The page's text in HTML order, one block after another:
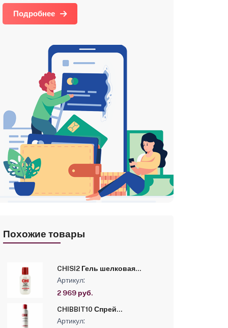
Подробнее
Похожие товары
CHISI2 Гель шелковая
инфузия CHI INFRA с
ароматом BOTANICAL BLISS,
59мл
Артикул:
2 969 руб.
CHIBBIT10 Спрей
текстурирующий двойного
действия CHI INFRA с
Артикул: